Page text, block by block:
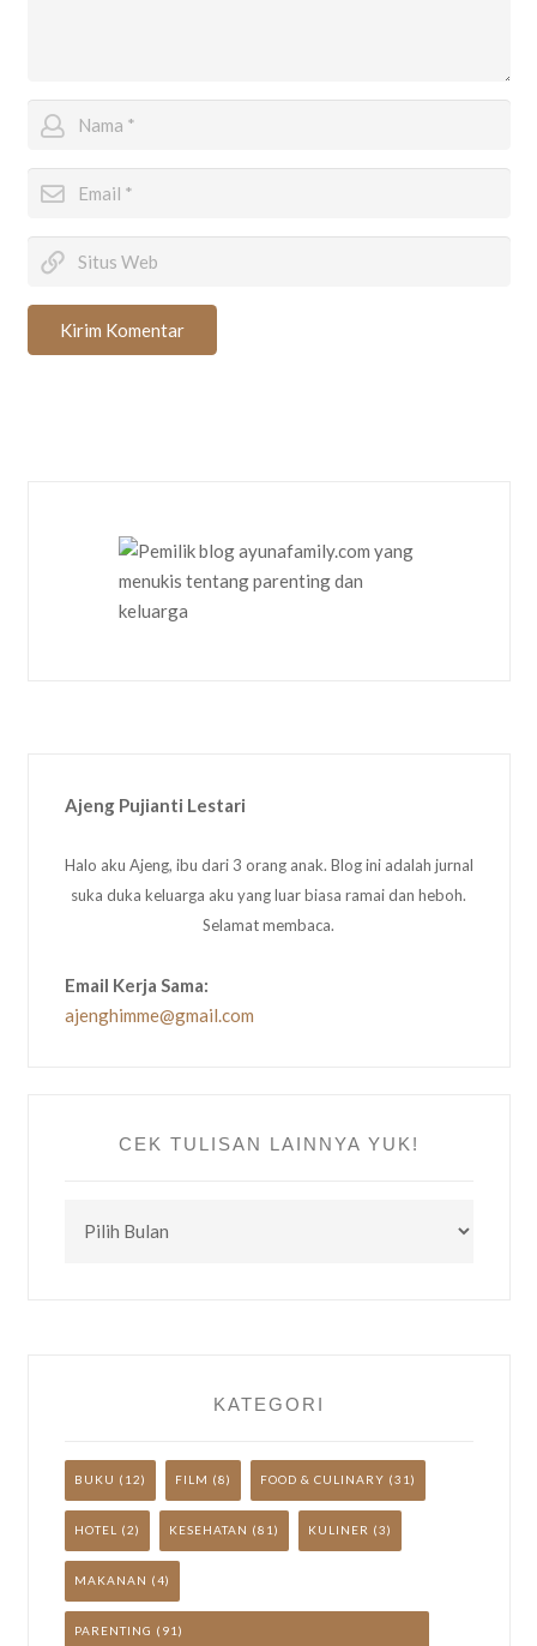
Kirim Komentar
Ajeng Pujianti Lestari
Halo aku Ajeng, ibu dari 3 orang anak. Blog ini adalah jurnal
suka duka keluarga aku yang luar biasa ramai dan heboh.
Selamat membaca.
Email Kerja Sama:
ajenghimme@gmail.com
CEK TULISAN LAINNYA YUK!
TULISAN
KATEGORI
BUKU (12) FILM (8) FOOD & CULINARY (31)
HOTEL (2) KESEHATAN (81) KULINER (3)
MAKANAN (4)
PARENTING (91)